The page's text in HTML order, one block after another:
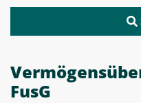
FusG